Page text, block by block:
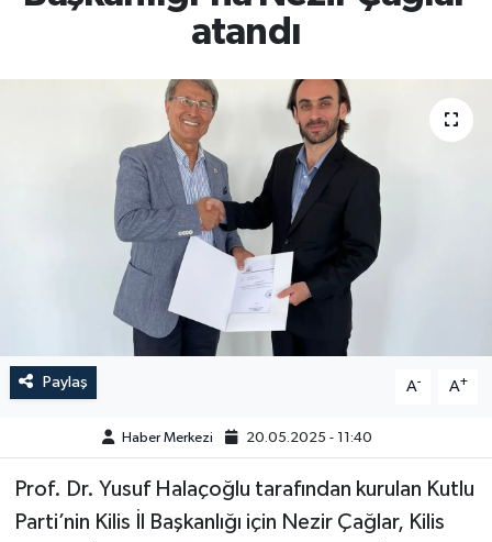
atandı
Paylaş A- A+
Haber Merkezi 20.05.2025 - 11:40
Prof. Dr. Yusuf Halaçoğlu tarafından kurulan Kutlu
Parti’nin Kilis İl Başkanlığı için Nezir Çağlar, Kilis
EĞİTİM
GENEL
GÜNDEM
HABERDE İNSAN
KÜLTÜR-SANAT
ÖZEL HABER
Son Dakika Haberleri